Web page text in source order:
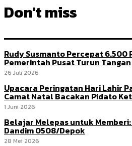
Don't miss
Rudy Susmanto Percepat 6.500
Pemerintah Pusat Turun Tangan
26 Juli 2026
Upacara Peringatan Hari Lahir
Camat Natal Bacakan Pidato
1 Juni 2026
Belajar Melepas untuk
Dandim 0508/Depok
28 Mei 2026